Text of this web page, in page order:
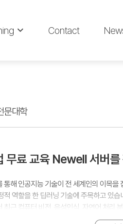
Contact
문대학
무료 교육 Newell 서버
통해 인공지능 기술이 전 세계인의 이목을
적 역할을 한 딥러닝 기술에 주목하고 있
최근 컴퓨터 비전, 음성인식, 자연어 처리
. 딥러닝 기술을 이용하여 기계가 수천만장